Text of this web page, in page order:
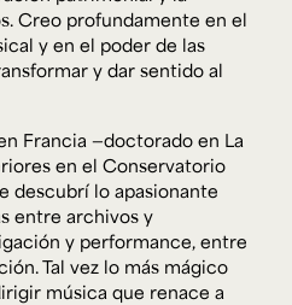
Creo profundamente en el
y en el poder de las
y dar sentido al
Francia —doctorado en La
en el Conservatorio
descubrí lo apasionante
entre archivos y
y performance, entre
Tal vez lo más mágico
música que renace a